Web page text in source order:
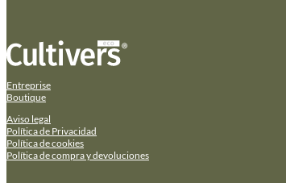
Entreprise
Boutique
Aviso legal
Política de Privacidad
Política de cookies
Política de compra y devoluciones